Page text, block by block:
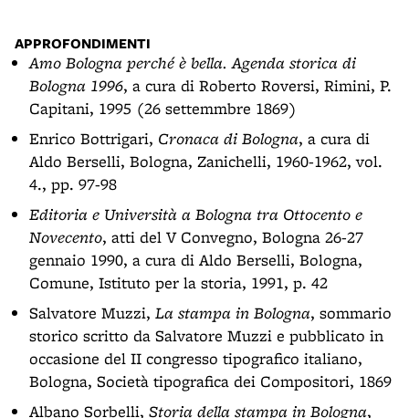
APPROFONDIMENTI
Amo Bologna perché è bella. Agenda storica di
Bologna 1996, a cura di Roberto Roversi, Rimini, P.
Capitani, 1995 (26 settemmbre 1869)
Enrico Bottrigari, Cronaca di Bologna, a cura di
Aldo Berselli, Bologna, Zanichelli, 1960-1962, vol.
4., pp. 97-98
Editoria e Università a Bologna tra Ottocento e
Novecento, atti del V Convegno, Bologna 26-27
gennaio 1990, a cura di Aldo Berselli, Bologna,
Comune, Istituto per la storia, 1991, p. 42
Salvatore Muzzi, La stampa in Bologna, sommario
storico scritto da Salvatore Muzzi e pubblicato in
occasione del II congresso tipografico italiano,
Bologna, Società tipografica dei Compositori, 1869
Albano Sorbelli, Storia della stampa in Bologna,